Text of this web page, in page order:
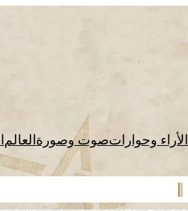
الأراء وحواراتصوت وصورة العالم